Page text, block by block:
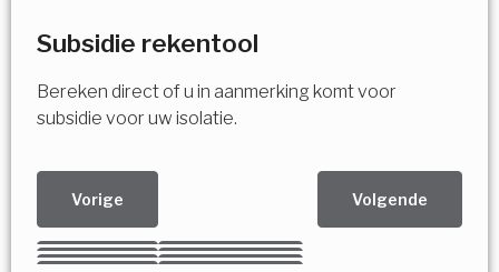
Subsidie rekentool
Bereken direct of u in aanmerking komt voor
subsidie voor uw isolatie.
Vorige Volgende
Kies uw Isolatiemaatregel